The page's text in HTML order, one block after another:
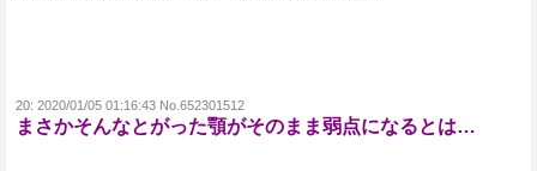
20: 2020/01/05 01:16:43 No.652301512
まさかそんなとがった顎がそのまま弱点になるとは…